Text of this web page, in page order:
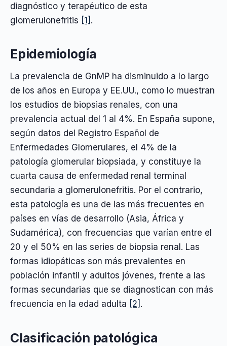
diagnóstico y terapéutico de esta
glomerulonefritis [1] .
Epidemiología
La prevalencia de GnMP ha disminuido a lo largo
de los años en Europa y EE.UU., como lo muestran
los estudios de biopsias renales, con una
prevalencia actual del 1 al 4%. En España supone,
según datos del Registro Español de
Enfermedades Glomerulares, el 4% de la
patología glomerular biopsiada, y constituye la
cuarta causa de enfermedad renal terminal
secundaria a glomerulonefritis. Por el contrario,
esta patología es una de las más frecuentes en
países en vías de desarrollo (Asia, África y
Sudamérica), con frecuencias que varían entre el
20 y el 50% en las series de biopsia renal. Las
formas idiopáticas son más prevalentes en
población infantil y adultos jóvenes, frente a las
formas secundarias que se diagnostican con más
frecuencia en la edad adulta [2] .
Clasificación patológica